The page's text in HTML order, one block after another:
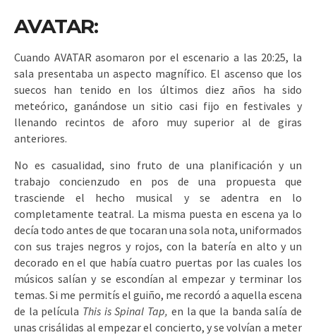
AVATAR:
Cuando AVATAR asomaron por el escenario a las 20:25, la
sala presentaba un aspecto magnífico. El ascenso que los
suecos han tenido en los últimos diez años ha sido
meteórico, ganándose un sitio casi fijo en festivales y
llenando recintos de aforo muy superior al de giras
anteriores.
No es casualidad, sino fruto de una planificación y un
trabajo concienzudo en pos de una propuesta que
trasciende el hecho musical y se adentra en lo
completamente teatral. La misma puesta en escena ya lo
decía todo antes de que tocaran una sola nota, uniformados
con sus trajes negros y rojos, con la batería en alto y un
decorado en el que había cuatro puertas por las cuales los
músicos salían y se escondían al empezar y terminar los
temas. Si me permitís el guiño, me recordó a aquella escena
de la película This is Spinal Tap, en la que la banda salía de
unas crisálidas al empezar el concierto, y se volvían a meter